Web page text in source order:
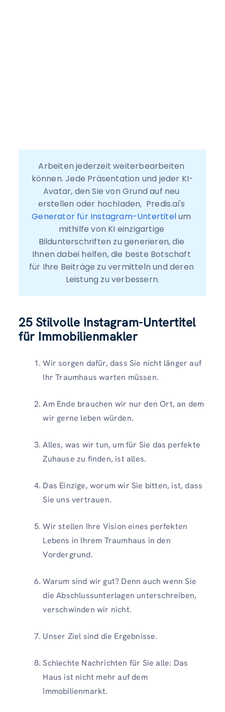
Arbeiten jederzeit weiterbearbeiten
können. Jede Präsentation und jeder KI-
Avatar, den Sie von Grund auf neu
Generator für Instagram-Untertitel um
mithilfe von KI einzigartige
Bildunterschriften zu generieren, die
Ihnen dabei helfen, die beste Botschaft
für Ihre Beiträge zu vermitteln und deren
Leistung zu verbessern.
25 Stilvolle Instagram-Untertitel
für Immobilienmakler
Wir sorgen dafür, dass Sie nicht länger auf
Ihr Traumhaus warten müssen.
Am Ende brauchen wir nur den Ort, an dem
wir gerne leben würden.
Alles, was wir tun, um für Sie das perfekte
Zuhause zu finden, ist alles.
Das Einzige, worum wir Sie bitten, ist, dass
Sie uns vertrauen.
Wir stellen Ihre Vision eines perfekten
Lebens in Ihrem Traumhaus in den
Vordergrund.
Warum sind wir gut? Denn auch wenn Sie
die Abschlussunterlagen unterschreiben,
verschwinden wir nicht.
Unser Ziel sind die Ergebnisse.
Schlechte Nachrichten für Sie alle: Das
Haus ist nicht mehr auf dem
Immobilienmarkt.